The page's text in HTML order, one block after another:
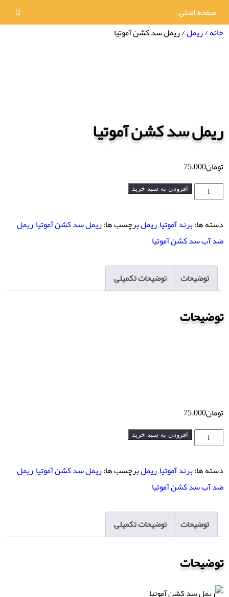
صفحه اصلی
خانه/ریمل/ ریمل سد کشن آموتیا
ریمل سد کشن آموتیا
تومان75.000
ریمل
کشن
آموتیا
افزودن به سبد خرید
دسته ها:برند آموتیا,ریملبرچسب ها:ریمل سد کشن آموتیا,ریمل
ضد آب سد کشن آموتیا
توضیحات توضیحات تکمیلی
توضیحات
تومان75.000
ریمل
کشن
آموتیا
افزودن به سبد خرید
دسته ها:برند آموتیا,ریملبرچسب ها:ریمل سد کشن آموتیا,ریمل
ضد آب سد کشن آموتیا
توضیحات توضیحات تکمیلی
توضیحات